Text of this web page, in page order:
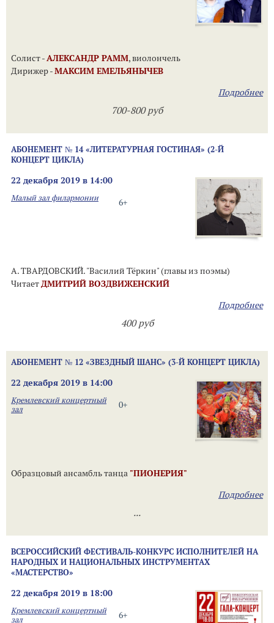
Солист -АЛЕКСАНДР РАММ, виолончель
Дирижер -МАКСИМ ЕМЕЛЬЯНЫЧЕВ
Подробнее
700-800 руб
АБОНЕМЕНТ № 14 «ЛИТЕРАТУРНАЯ ГОСТИНАЯ» (2-Й
КОНЦЕРТ ЦИКЛА)
22 декабря 2019 в 14:00
6+
Малый зал филармонии
А. ТВАРДОВСКИЙ. "Василий Тёркин" (главы из поэмы)
ЧитаетДМИТРИЙ ВОЗДВИЖЕНСКИЙ
Подробнее
400 руб
АБОНЕМЕНТ № 12 «ЗВЕЗДНЫЙ ШАНС» (3-Й КОНЦЕРТ ЦИКЛА)
22 декабря 2019 в 14:00
0+
Кремлевский концертный
зал
Образцовый ансамбль танца "ПИОНЕРИЯ"
Подробнее
...
ВСЕРОССИЙСКИЙ ФЕСТИВАЛЬ-КОНКУРС ИСПОЛНИТЕЛЕЙ НА
НАРОДНЫХ И НАЦИОНАЛЬНЫХ ИНСТРУМЕНТАХ
«МАСТЕРСТВО»
22 декабря 2019 в 18:00
6+
Кремлевский концертный
зал